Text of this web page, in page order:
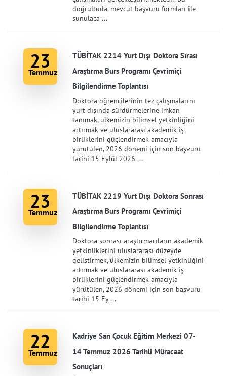
doğrultuda, mevcut başvuru formları ile
sunulaca ...
23
Temmuz
TÜBİTAK 2214 Yurt Dışı Doktora Sırası
Araştırma Burs Programı Çevrimiçi
Bilgilendirme Toplantısı
Doktora öğrencilerinin tez çalışmalarını
yurt dışında sürdürmelerine imkan
tanımak, ülkemizin bilimsel yetkinliğini
artırmak ve uluslararası akademik iş
birliklerini güçlendirmek amacıyla
yürütülen, 2026 dönemi için son başvuru
tarihi 15 Eylül 2026 ...
23
Temmuz
TÜBİTAK 2219 Yurt Dışı Doktora Sonrası
Araştırma Burs Programı Çevrimiçi
Bilgilendirme Toplantısı
Doktora sonrası araştırmacıların akademik
yetkinliklerini uluslararası düzeyde
geliştirmek, ülkemizin bilimsel yetkinliğini
artırmak ve uluslararası akademik iş
birliklerini güçlendirmek amacıyla
yürütülen, 2026 dönemi için son başvuru
tarihi 15 Ey ...
22
Temmuz
Kadriye San Çocuk Eğitim Merkezi 07-
14 Temmuz 2026 Tarihli Müracaat
Sonuçları